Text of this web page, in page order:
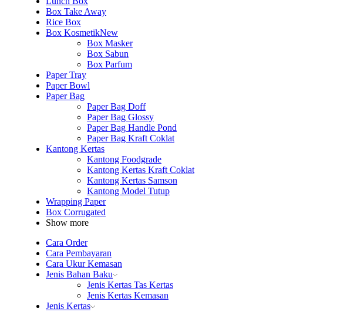
Box Take Away
Rice Box
Box KosmetikNew
Box Masker
Box Sabun
Box Parfum
Paper Tray
Paper Bowl
Paper Bag
Paper Bag Doff
Paper Bag Glossy
Paper Bag Handle Pond
Paper Bag Kraft Coklat
Kantong Kertas
Kantong Foodgrade
Kantong Kertas Kraft Coklat
Kantong Kertas Samson
Kantong Model Tutup
Wrapping Paper
Box Corrugated
Show more
Cara Order
Cara Pembayaran
Cara Ukur Kemasan
Jenis Bahan Baku
Jenis Kertas Tas Kertas
Jenis Kertas Kemasan
Jenis Kertas